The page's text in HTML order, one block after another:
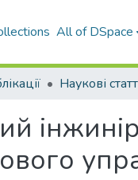
All of DSpace
Наукові